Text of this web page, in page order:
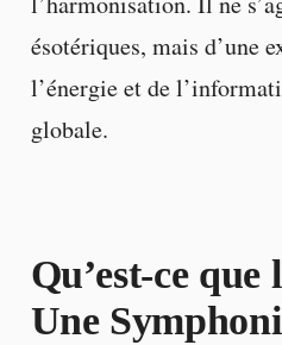
ésotériques, mais d’une
l’énergie et de
globale.
Qu’est-ce que
Une